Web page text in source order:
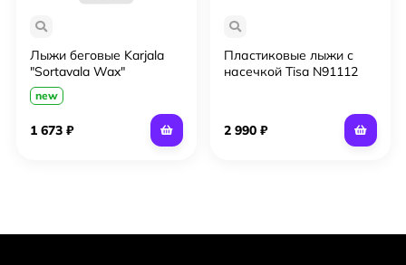
Лыжи беговые Karjala
"Sortavala Wax"
new
1 673 ₽
Пластиковые лыжи с
насечкой Tisa N91112
2 990 ₽